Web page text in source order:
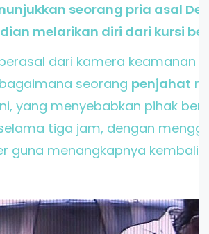
seorang pria asal
melarikan diri dari kursi
dari kamera keamanan
seorang penjahat
yang menyebabkan pihak
tiga jam, dengan
guna menangkapnya kembali.